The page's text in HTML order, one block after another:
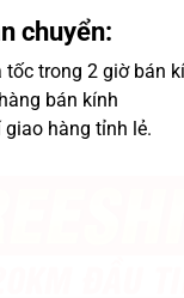
chuyển:
tốc trong 2 giờ bán
bán kính
giao hàng tỉnh lẻ.